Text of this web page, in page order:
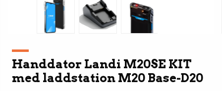
Handdator Landi M20SE KIT
med laddstation M20 Base-D20